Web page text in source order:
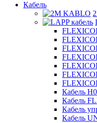
Кабель
Кабель
Кабель
Кабель
Кабель